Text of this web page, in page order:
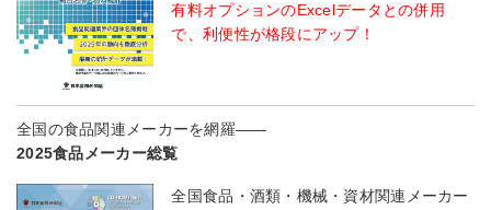
有料オプションのExcelデータとの併用
で、利便性が格段にアップ！
全国の食品関連メーカーを網羅――
2025食品メーカー総覧
全国食品・酒類・機械・資材関連メーカー